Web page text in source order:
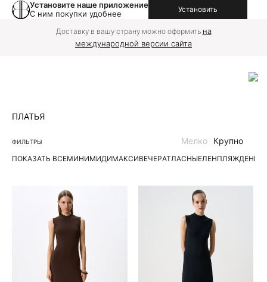
Установите наше приложение
С ним покупки удобнее
Установить
Доставку в вашу страну можно оформить на
международной версии сайта
ПЛАТЬЯ
ФИЛЬТРЫ
ПОКАЗАТЬ ВСЕМИНИМИДИМАКСИВЕЧЕРАТЛАСНЫЕЛЕНПЛЯЖДЕНИМ
Мелко Крупно